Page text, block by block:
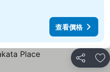
查看價格
分享 放